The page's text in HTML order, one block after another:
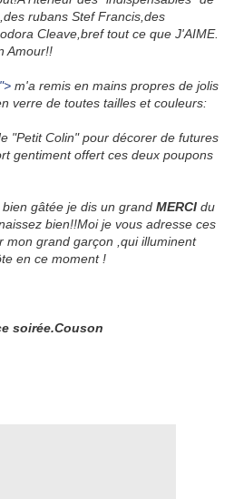
rubans Stef Francis,des
Cleave,bref tout ce que J'AIME.
Amour!!
m'a remis en mains propres de jolis
verre de toutes tailles et couleurs:
"Petit Colin" pour décorer de futures
gentiment offert ces deux poupons
gâtée je dis un grand MERCI du
bien!!Moi je vous adresse ces
mon grand garçon ,qui illuminent
en ce moment!
soirée.Couson